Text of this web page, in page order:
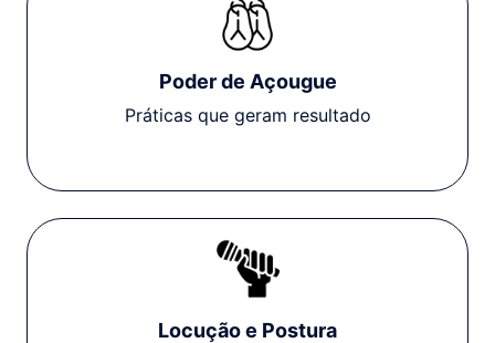
Poder de Açougue
Práticas que geram resultado
Locução e Postura